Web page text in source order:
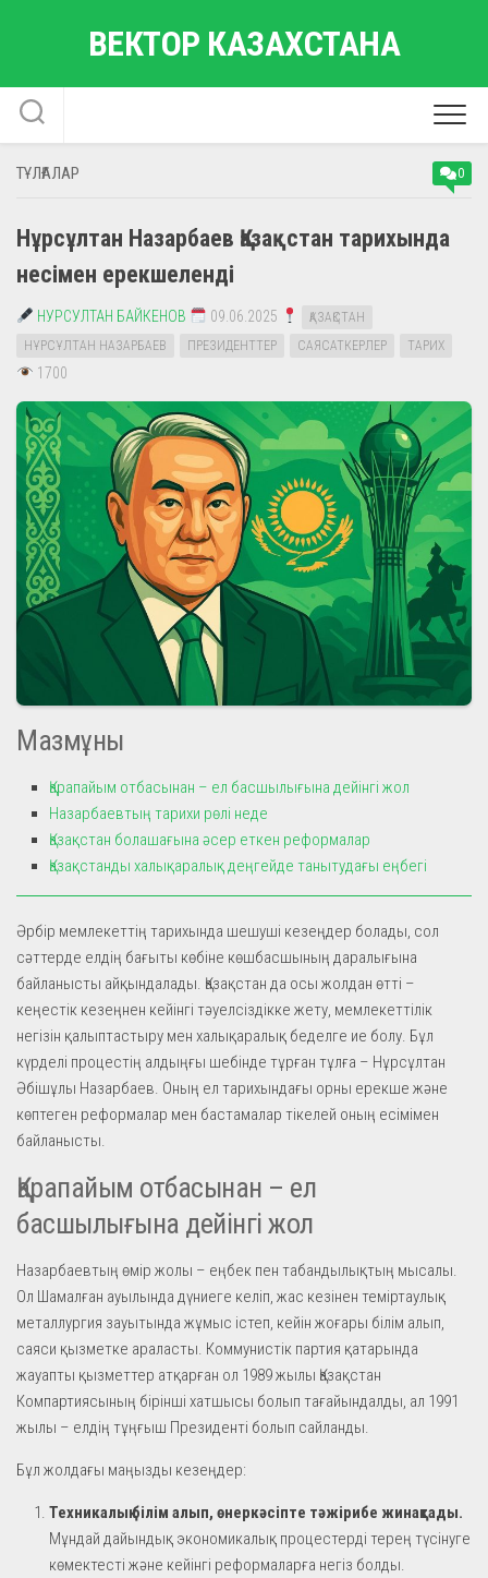
ВЕКТОР КАЗАХСТАНА
ТҰЛҒАЛАР 0
Нұрсұлтан Назарбаев Қазақстан тарихында
несімен ерекшеленді
НУРСУЛТАН БАЙКЕНОВ 09.06.2025
ҚАЗАҚСТАН
НҰРСҰЛТАН НАЗАРБАЕВ
ПРЕЗИДЕНТТЕР САЯСАТКЕРЛЕР ТАРИХ
1700
Мазмұны
Қарапайым отбасынан – ел басшылығына дейінгі жол
Назарбаевтың тарихи рөлі неде
Қазақстан болашағына әсер еткен реформалар
Қазақстанды халықаралық деңгейде танытудағы еңбегі
Әрбір мемлекеттің тарихында шешуші кезеңдер болады, сол
сәттерде елдің бағыты көбіне көшбасшының даралығына
байланысты айқындалады. Қазақстан да осы жолдан өтті –
кеңестік кезеңнен кейінгі тәуелсіздікке жету, мемлекеттілік
негізін қалыптастыру мен халықаралық беделге ие болу. Бұл
күрделі процестің алдыңғы шебінде тұрған тұлға – Нұрсұлтан
Әбішұлы Назарбаев. Оның ел тарихындағы орны ерекше және
көптеген реформалар мен бастамалар тікелей оның есімімен
байланысты.
Қарапайым отбасынан – ел
басшылығына дейінгі жол
Назарбаевтың өмір жолы – еңбек пен табандылықтың мысалы.
Ол Шамалған ауылында дүниеге келіп, жас кезінен теміртаулық
металлургия зауытында жұмыс істеп, кейін жоғары білім алып,
саяси қызметке араласты. Коммунистік партия қатарында
жауапты қызметтер атқарған ол 1989 жылы Қазақстан
Компартиясының бірінші хатшысы болып тағайындалды, ал 1991
жылы – елдің тұңғыш Президенті болып сайланды.
Бұл жолдағы маңызды кезеңдер:
Техникалық білім алып, өнеркәсіпте тәжірибе жинақтады.
Мұндай дайындық экономикалық процестерді терең түсінуге
көмектесті және кейінгі реформаларға негіз болды.